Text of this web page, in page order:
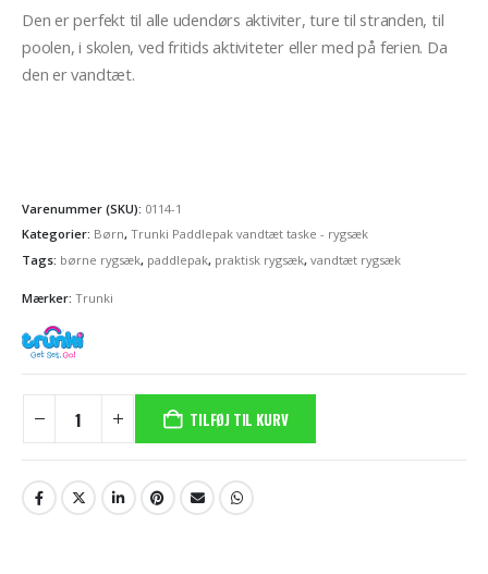
Den er perfekt til alle udendørs aktiviter, ture til stranden, til
poolen, i skolen, ved fritids aktiviteter eller med på ferien. Da
den er vandtæt.
Varenummer (SKU): 0114-1
Kategorier: Børn, Trunki Paddlepak vandtæt taske - rygsæk
Tags: børne rygsæk, paddlepak, praktisk rygsæk, vandtæt rygsæk
Mærker: Trunki
TILFØJ TIL KURV